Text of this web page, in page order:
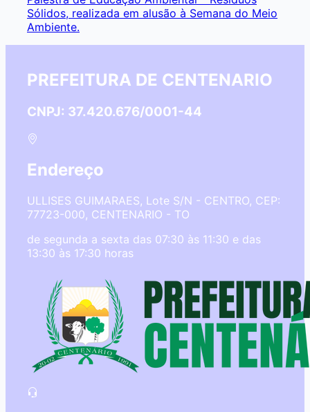
Sólidos, realizada em alusão à Semana do Meio
Ambiente.
PREFEITURA DE CENTENARIO
CNPJ: 37.420.676/0001-44
Endereço
ULLISES GUIMARAES, Lote S/N - CENTRO, CEP:
77723-000, CENTENARIO - TO
de segunda a sexta das 07:30 às 11:30 e das
13:30 às 17:30 horas